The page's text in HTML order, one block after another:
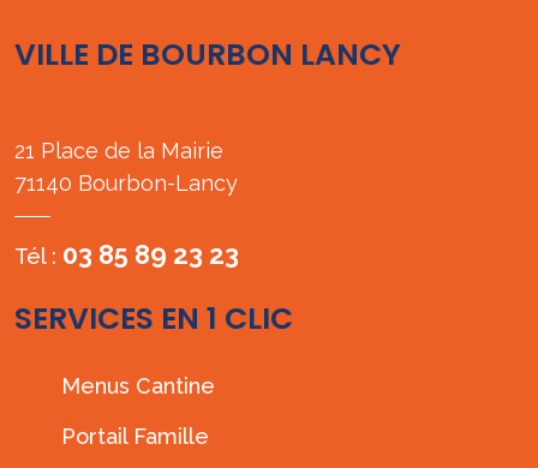
VILLE DE BOURBON LANCY
21 Place de la Mairie
71140 Bourbon-Lancy
Tél : 03 85 89 23 23
SERVICES EN 1 CLIC
Menus Cantine
Portail Famille